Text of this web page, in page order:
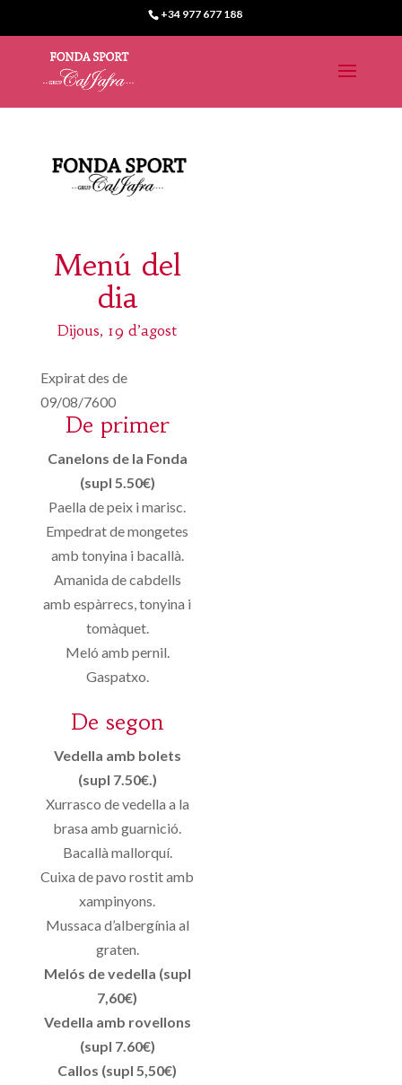
+34 977 677 188
Menú del
dia
Dijous, 19 d’agost
Expirat des de
09/08/7600
De primer
Canelons de la Fonda
(supl 5.50€)
Paella de peix i marisc.
Empedrat de mongetes
amb tonyina i bacallà.
Amanida de cabdells
amb espàrrecs, tonyina i
tomàquet.
Meló amb pernil.
Gaspatxo.
De segon
Vedella amb bolets
(supl 7.50€.)
Xurrasco de vedella a la
brasa amb guarnició.
Bacallà mallorquí.
Cuixa de pavo rostit amb
xampinyons.
Mussaca d’albergínia al
graten.
Melós de vedella (supl
7,60€)
Vedella amb rovellons
(supl 7.60€)
Callos (supl 5,50€)